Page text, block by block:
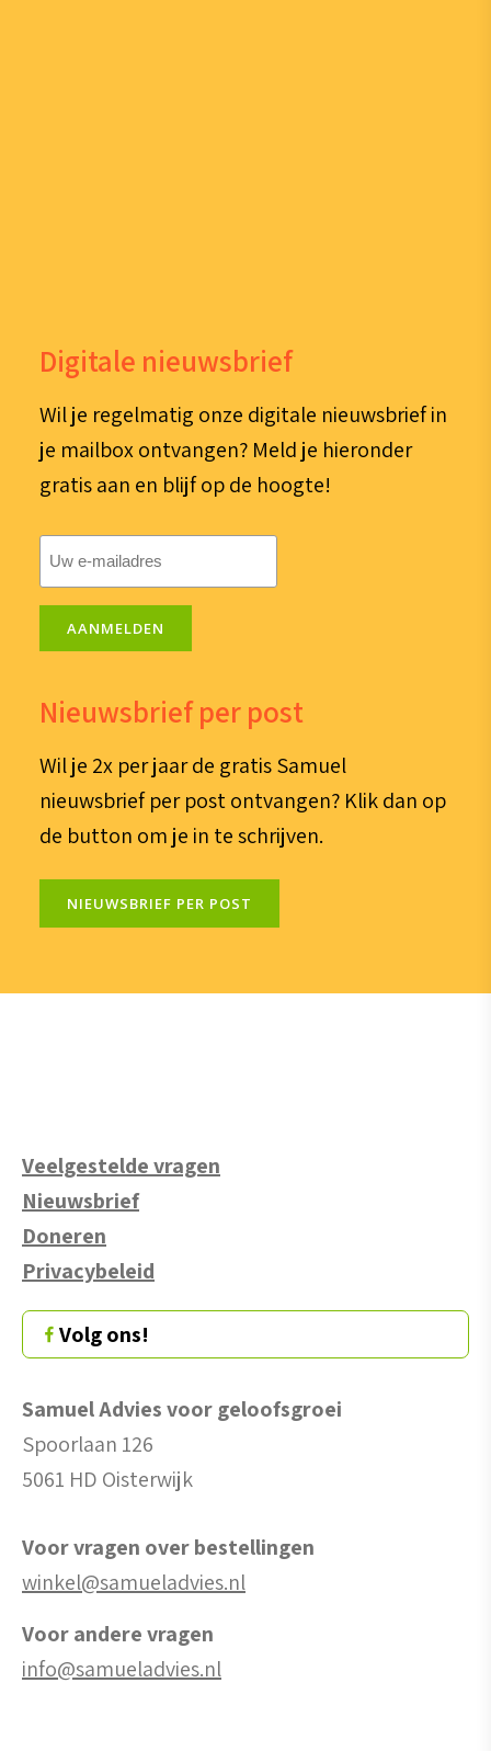
Digitale nieuwsbrief
Wil je regelmatig onze digitale nieuwsbrief in
je mailbox ontvangen? Meld je hieronder
gratis aan en blijf op de hoogte!
AANMELDEN
Nieuwsbrief per post
Wil je 2x per jaar de gratis Samuel
nieuwsbrief per post ontvangen? Klik dan op
de button om je in te schrijven.
NIEUWSBRIEF PER POST
Veelgestelde vragen
Nieuwsbrief
Doneren
Privacybeleid
Volg ons!
Samuel Advies voor geloofsgroei
Spoorlaan 126
5061 HD Oisterwijk
Voor vragen over bestellingen
winkel@samueladvies.nl
Voor andere vragen
info@samueladvies.nl